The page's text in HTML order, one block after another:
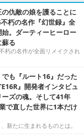
仇敵の娘を護ることに
朽の名作『幻世録』全
。ダーティーヒーロー
る
朽の名作が全面リメイクされ
も『ルート16』だった
』開発者インタビュ
ズの魂。そして41年
で直した世界に1本だけ
新たに生まれるものとは。